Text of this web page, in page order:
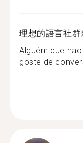
理想的語言社群
Alguém que
goste de